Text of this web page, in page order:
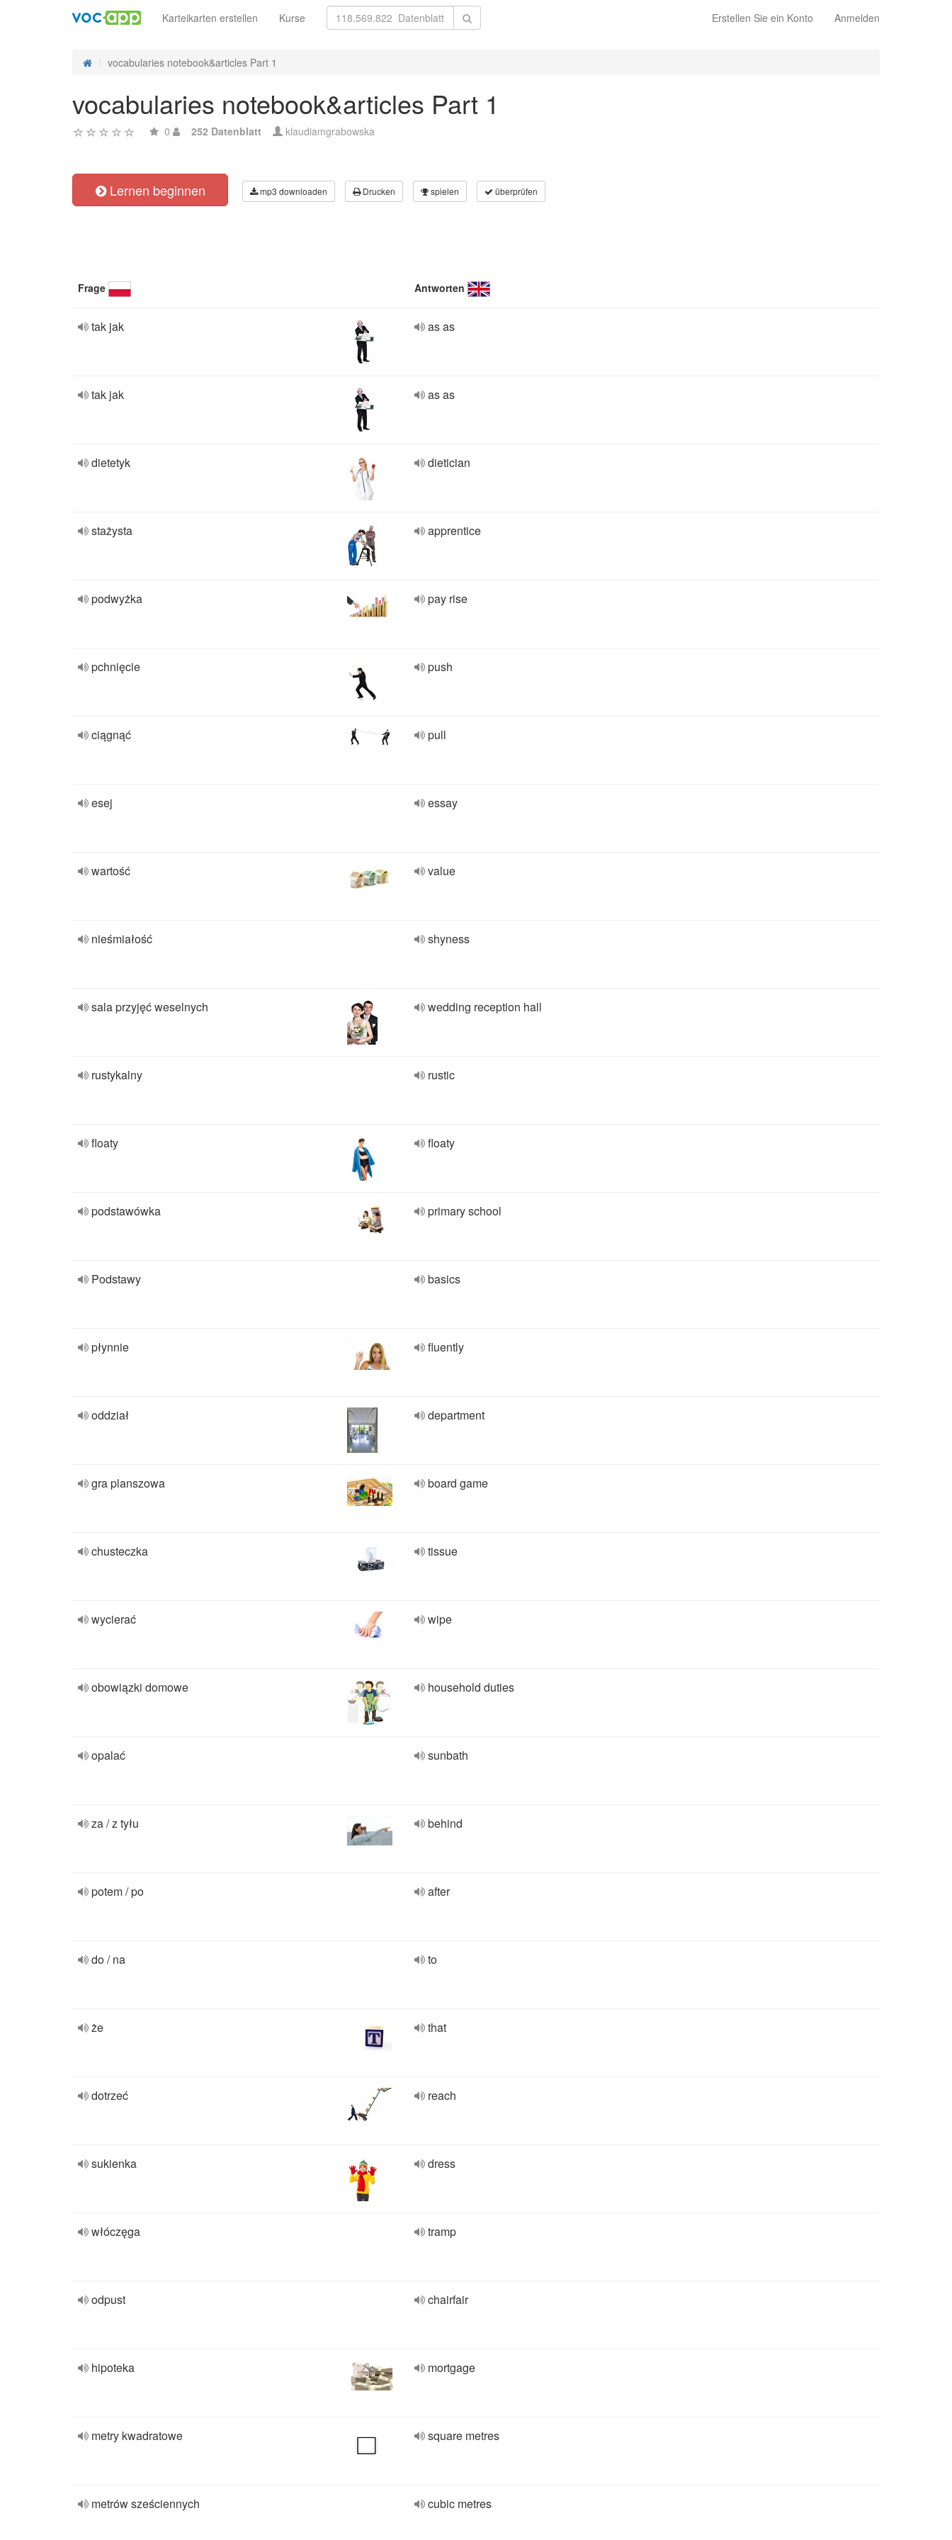
Erstellen Sie ein Konto Anmelden
Karteikarten erstellen Kurse
vocabularies notebook&articles Part 1
vocabularies notebook&articles Part 1
0 252 Datenblatt klaudiamgrabowska
Lernen beginnen mp3 downloaden Drucken spielen überprüfen
Frage Antworten
tak jak as as
tak jak as as
dietetyk dietician
stażysta apprentice
podwyżka pay rise
pchnięcie push
ciągnąć pull
esej essay
wartość value
nieśmiałość shyness
sala przyjęć weselnych wedding reception hall
rustykalny rustic
floaty floaty
podstawówka primary school
Podstawy basics
płynnie fluently
oddział department
gra planszowa board game
chusteczka tissue
wycierać wipe
obowiązki domowe household duties
opalać sunbath
za / z tyłu behind
potem / po after
do / na to
że that
dotrzeć reach
sukienka dress
włóczęga tramp
odpust chairfair
hipoteka mortgage
metry kwadratowe square metres
metrów sześciennych cubic metres